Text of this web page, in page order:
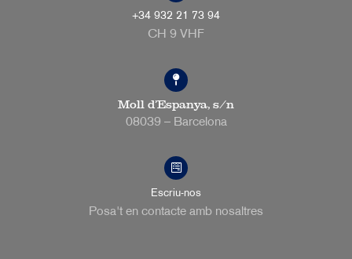
+34 932 21 73 94
CH 9 VHF
Moll d’Espanya, s/n
08039 – Barcelona
Escriu-nos
Posa't en contacte amb nosaltres